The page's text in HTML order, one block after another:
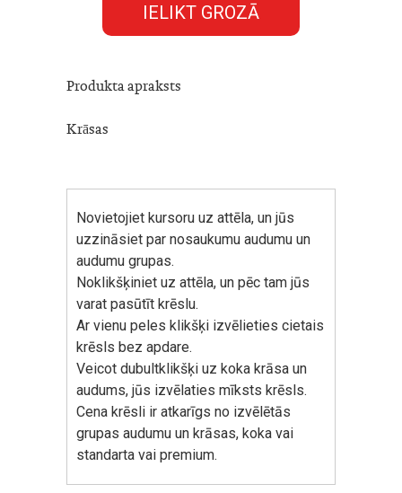
IELIKT GROZĀ
Produkta apraksts
Krāsas
Novietojiet kursoru uz attēla, un jūs
uzzināsiet par nosaukumu audumu un
audumu grupas.
Noklikšķiniet uz attēla, un pēc tam jūs
varat pasūtīt krēslu.
Ar vienu peles klikšķi izvēlieties cietais
krēsls bez apdare.
Veicot dubultklikšķi uz koka krāsa un
audums, jūs izvēlaties mīksts krēsls.
Cena krēsli ir atkarīgs no izvēlētās
grupas audumu un krāsas, koka vai
standarta vai premium.